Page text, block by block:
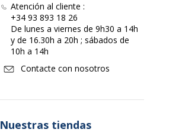
Atención al cliente :
+34 93 893 18 26
De lunes a viernes de 9h30 a 14h
y de 16.30h a 20h ; sábados de
10h a 14h
Contacte con nosotros
Nuestras tiendas